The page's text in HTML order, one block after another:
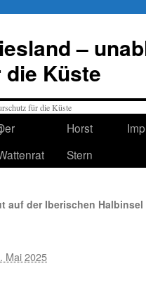
–
Küste
Horst
Stern
auf der Iberischen Halbinsel
Mai 2025